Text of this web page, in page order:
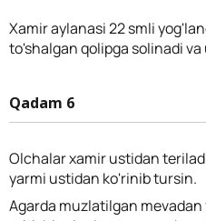
Xamir aylanasi 22 smli
to'shalgan qolipga solinadi
Qadam 6
Olchalar xamir ustidan
yarmi ustidan ko'rinib tursin.
Agarda muzlatilgan